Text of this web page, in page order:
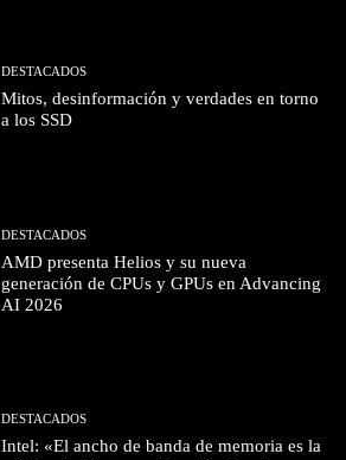
DESTACADOS
Mitos, desinformación y verdades en torno
a los SSD
DESTACADOS
AMD presenta Helios y su nueva
generación de CPUs y GPUs en Advancing
AI 2026
DESTACADOS
Intel: «El ancho de banda de memoria es la